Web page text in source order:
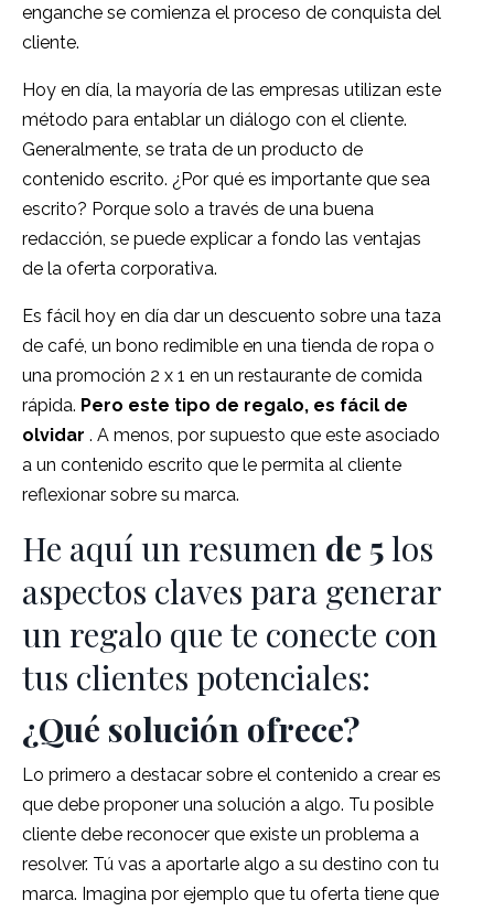
enganche se comienza el proceso de conquista del
cliente.
Hoy en día, la mayoría de las empresas utilizan este
método para entablar un diálogo con el cliente.
Generalmente, se trata de un producto de
contenido escrito. ¿Por qué es importante que sea
escrito? Porque solo a través de una buena
redacción, se puede explicar a fondo las ventajas
de la oferta corporativa.
Es fácil hoy en día dar un descuento sobre una taza
de café, un bono redimible en una tienda de ropa o
una promoción 2 x 1 en un restaurante de comida
rápida. Pero este tipo de regalo, es fácil de
olvidar . A menos, por supuesto que este asociado
a un contenido escrito que le permita al cliente
reflexionar sobre su marca.
He aquí un resumen de 5los
aspectos claves para generar
un regalo que te conecte con
tus clientes potenciales:
¿Qué solución ofrece?
Lo primero a destacar sobre el contenido a crear es
que debe proponer una solución a algo. Tu posible
cliente debe reconocer que existe un problema a
resolver. Tú vas a aportarle algo a su destino con tu
marca. Imagina por ejemplo que tu oferta tiene que